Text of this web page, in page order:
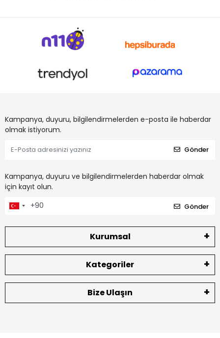
Kampanya, duyuru, bilgilendirmelerden e-posta ile haberdar
olmak istiyorum.
Gönder
Kampanya, duyuru ve bilgilendirmelerden haberdar olmak
için kayıt olun.
Gönder
Kurumsal
Kategoriler
Bize Ulaşın